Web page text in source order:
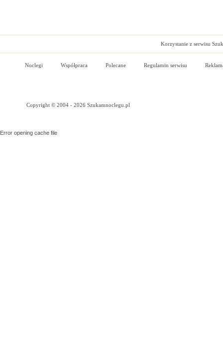
Korzystanie z serwisu
Noclegi Współpraca Polecane Regulamin serwisu
Copyright © 2004 - 2026 Szukamnoclegu.pl
Error opening cache file